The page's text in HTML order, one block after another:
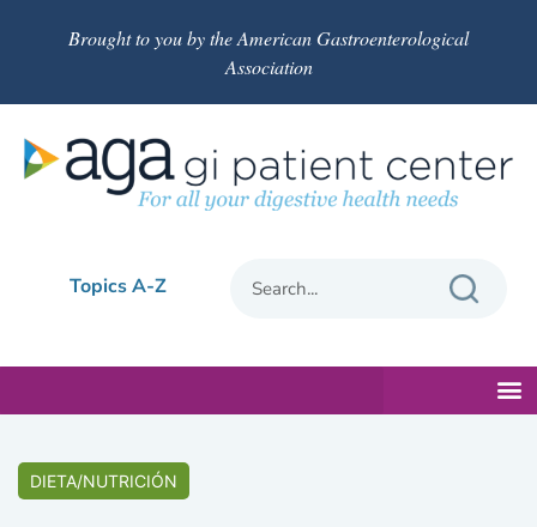
Brought to you by the American Gastroenterological
Association
Topics A-Z
DIETA/NUTRICIÓN